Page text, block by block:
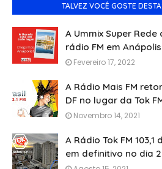
TALVEZ VOCÊ GOSTE
A Ummix Super
rádio FM em Anápolis
Fevereiro 17, 2022
A Rádio Mais FM
DF no lugar da Tok
Novembro 14, 2021
A Rádio Tok FM
em definitivo no dia